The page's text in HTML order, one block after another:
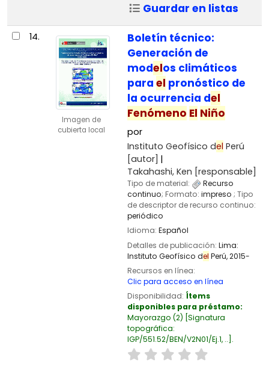
Guardar en listas
14.
Imagen de
cubierta local
Boletín técnico:
Generación de
modelos climáticos
para el pronóstico de
la ocurrencia del
Fenómeno El Niño
por
Instituto Geofísico del Perú
[autor]
Takahashi, Ken [responsable]
Tipo de material:
Recurso
continuo; Formato: impreso ; Tipo
de descriptor de recurso continuo:
periódico
Idioma: Español
Detalles de publicación: Lima:
Instituto Geofísico del Perú,2015-
Recursos en línea:
Clic para acceso en línea
Disponibilidad: Ítems
disponibles para préstamo:
Mayorazgo (2) Signatura
topográfica:
IGP/551.52/BEN/V2N01/Ej.1, .. .